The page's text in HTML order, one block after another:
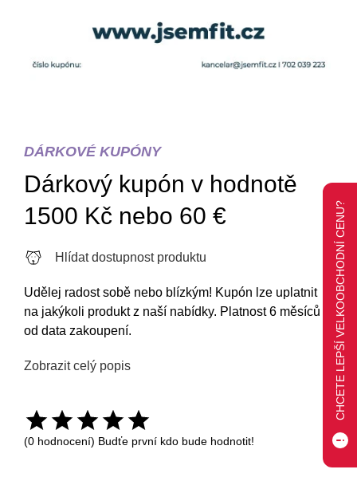
DÁRKOVÉ KUPÓNY
Dárkový kupón v hodnotě
1500 Kč nebo 60 €
Hlídat dostupnost produktu
Udělej radost sobě nebo blízkým! Kupón lze uplatnit
na jakýkoli produkt z naší nabídky. Platnost 6 měsíců
od data zakoupení.
Zobrazit celý popis
(0 hodnocení) Budťe první kdo bude hodnotit!
CHCETE LEPŠÍ VELKOOBCHODNÍ CENU?